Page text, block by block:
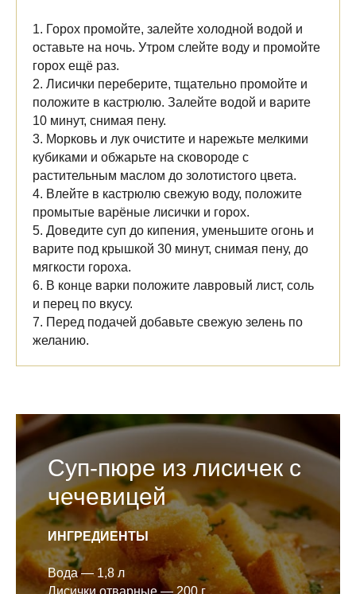
1. Горох промойте, залейте холодной водой и
оставьте на ночь. Утром слейте воду и промойте
горох ещё раз.
2. Лисички переберите, тщательно промойте и
положите в кастрюлю. Залейте водой и варите
10 минут, снимая пену.
3. Морковь и лук очистите и нарежьте мелкими
кубиками и обжарьте на сковороде с
растительным маслом до золотистого цвета.
4. Влейте в кастрюлю свежую воду, положите
промытые варёные лисички и горох.
5. Доведите суп до кипения, уменьшите огонь и
варите под крышкой 30 минут, снимая пену, до
мягкости гороха.
6. В конце варки положите лавровый лист, соль
и перец по вкусу.
7. Перед подачей добавьте свежую зелень по
желанию.
Суп-пюре из лисичек с
чечевицей
ИНГРЕДИЕНТЫ
Вода — 1,8 л
Лисички отварные — 200 г